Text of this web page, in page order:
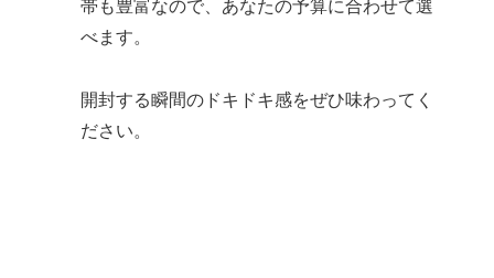
帯も豊富なので、あなたの予算に合わせて選
べます。
開封する瞬間のドキドキ感をぜひ味わってく
ださい。